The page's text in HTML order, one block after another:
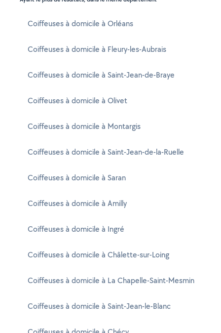
Coiffeuses à domicile à Orléans
Coiffeuses à domicile à Fleury-les-Aubrais
Coiffeuses à domicile à Saint-Jean-de-Braye
Coiffeuses à domicile à Olivet
Coiffeuses à domicile à Montargis
Coiffeuses à domicile à Saint-Jean-de-la-Ruelle
Coiffeuses à domicile à Saran
Coiffeuses à domicile à Amilly
Coiffeuses à domicile à Ingré
Coiffeuses à domicile à Châlette-sur-Loing
Coiffeuses à domicile à La Chapelle-Saint-Mesmin
Coiffeuses à domicile à Saint-Jean-le-Blanc